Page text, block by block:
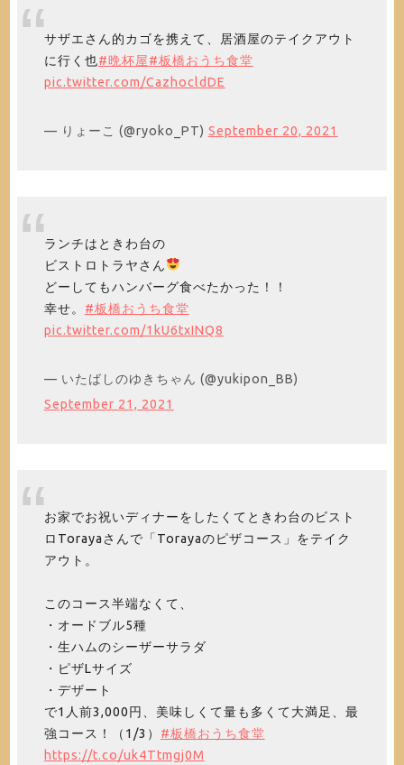
サザエさん的カゴを携えて、居酒屋のテイクアウト
に行く也#晩杯屋#板橋おうち食堂
pic.twitter.com/CazhocldDE
— りょーこ (@ryoko_PT) September 20, 2021
ランチはときわ台の
ビストロトラヤさん
どーしてもハンバーグ食べたかった！！
幸せ。 #板橋おうち食堂
pic.twitter.com/1kU6txINQ8
— いたばしのゆきちゃん (@yukipon_BB)
September 21, 2021
お家でお祝いディナーをしたくてときわ台のビスト
ロTorayaさんで「Torayaのピザコース」をテイク
アウト。
このコース半端なくて、
・オードブル5種
・生ハムのシーザーサラダ
・ピザLサイズ
・デザート
で1人前3,000円、美味しくて量も多くて大満足、最
強コース！（1/3） #板橋おうち食堂
https://t.co/uk4Ttmgj0M